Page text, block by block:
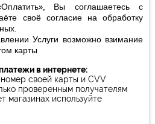
Вы соглашаетесь с
своё согласиена обработку
Услуги возможно взимание
карты
в интернете:
своей карты и CVV
проверенным получателям
магазинах используйте